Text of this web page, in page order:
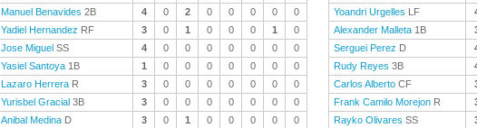
Manuel Benavides 2B 4 0 2 0 0 0 0
0
Yadiel Hernandez RF 3 0 1 0 0 0 1
0
Jose Miguel SS 4 0 0 0 0 0 0
0
Yasiel Santoya 1B 1 0 0 0 0 0 0
0
Lazaro Herrera R 3 0 0 0 0 0 0
0
Yurisbel Gracial 3B 3 0 0 0 0 0 0
0
Anibal Medina D 3 0 1 0 0 0 0
0
Yoandri Urgelles LF
Alexander Malleta 1B
Serguei Perez D
Rudy Reyes 3B
Carlos Alberto CF
Frank Camilo Morejon R
Rayko Olivares SS